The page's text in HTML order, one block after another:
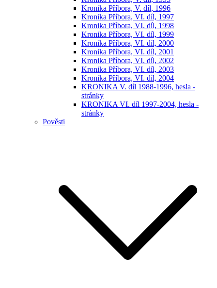
Kronika Příbora, V. díl, 1996
Kronika Příbora, VI. díl, 1997
Kronika Příbora, VI. díl, 1998
Kronika Příbora, VI. díl, 1999
Kronika Příbora, VI. díl, 2000
Kronika Příbora, VI. díl, 2001
Kronika Příbora, VI. díl, 2002
Kronika Příbora, VI. díl, 2003
Kronika Příbora, VI. díl, 2004
KRONIKA V. díl 1988-1996, hesla -
stránky
KRONIKA VI. díl 1997-2004, hesla -
stránky
Pověsti